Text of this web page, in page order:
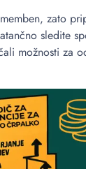
zato
sledite
možnosti za